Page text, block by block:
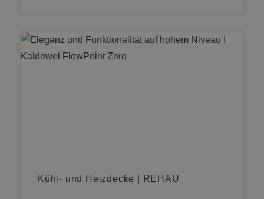
Kühl- und Heizdecke | REHAU